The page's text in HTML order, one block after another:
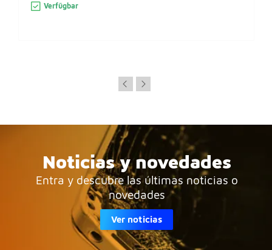
Verfügbar
Noticias y novedades
Entra y descubre las últimas noticias o
novedades
Ver noticias